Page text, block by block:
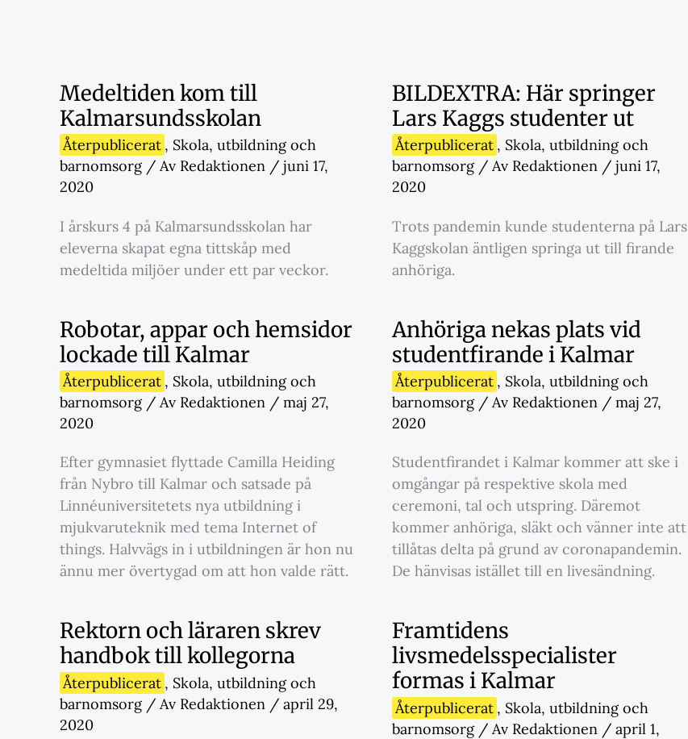
Medeltiden kom till
Kalmarsundsskolan
Återpublicerat , Skola, utbildning och
barnomsorg/ Av Redaktionen / juni 17,
2020
I årskurs 4 på Kalmarsundsskolan har
eleverna skapat egna tittskåp med
medeltida miljöer under ett par veckor.
BILDEXTRA: Här springer
Lars Kaggs studenter ut
Återpublicerat , Skola, utbildning och
barnomsorg/ Av Redaktionen / juni 17,
2020
Trots pandemin kunde studenterna på Lars
Kaggskolan äntligen springa ut till firande
anhöriga.
Robotar, appar och hemsidor
lockade till Kalmar
Återpublicerat , Skola, utbildning och
barnomsorg/ Av Redaktionen / maj 27,
2020
Efter gymnasiet flyttade Camilla Heiding
från Nybro till Kalmar och satsade på
Linnéuniversitetets nya utbildning i
mjukvaruteknik med tema Internet of
things. Halvvägs in i utbildningen är hon nu
ännu mer övertygad om att hon valde rätt.
Anhöriga nekas plats vid
studentfirande i Kalmar
Återpublicerat , Skola, utbildning och
barnomsorg/ Av Redaktionen / maj 27,
2020
Studentfirandet i Kalmar kommer att ske i
omgångar på respektive skola med
ceremoni, tal och utspring. Däremot
kommer anhöriga, släkt och vänner inte att
tillåtas delta på grund av coronapandemin.
De hänvisas istället till en livesändning.
Rektorn och läraren skrev
handbok till kollegorna
Återpublicerat , Skola, utbildning och
barnomsorg/ Av Redaktionen / april 29,
2020
Framtidens
livsmedelsspecialister
formas i Kalmar
Återpublicerat , Skola, utbildning och
barnomsorg/ Av Redaktionen / april 1,